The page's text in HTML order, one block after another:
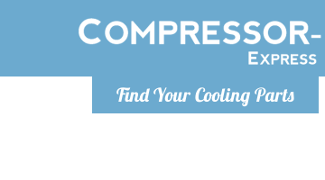
Find Your Cooling Parts
Hétfő-Péntek 9-17
+36303967994
info@compressor-express.hu